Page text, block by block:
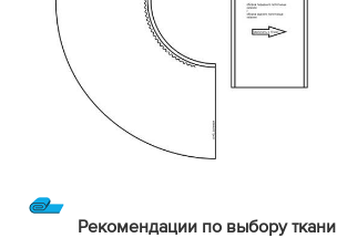
Рекомендации по выбору ткани